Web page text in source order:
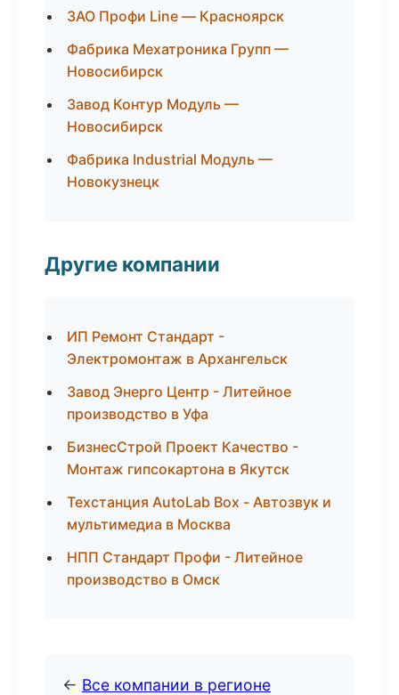
ЗАО Профи Line — Красноярск
Фабрика Мехатроника Групп —
Новосибирск
Завод Контур Модуль —
Новосибирск
Фабрика Industrial Модуль —
Новокузнецк
Другие компании
ИП Ремонт Стандарт -
Электромонтаж в Архангельск
Завод Энерго Центр - Литейное
производство в Уфа
БизнесСтрой Проект Качество -
Монтаж гипсокартона в Якутск
Техстанция AutoLab Box - Автозвук и
мультимедиа в Москва
НПП Стандарт Профи - Литейное
производство в Омск
← Все компании в регионе